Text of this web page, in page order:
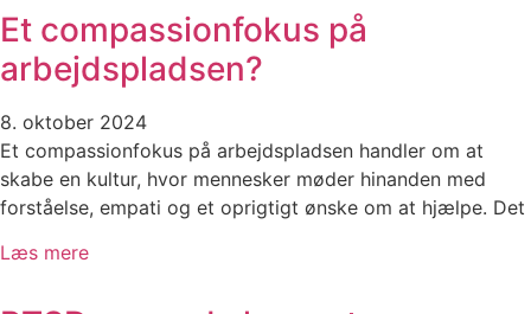
Et compassionfokus på
arbejdspladsen?
8. oktober 2024
Et compassionfokus på arbejdspladsen handler om at
skabe en kultur, hvor mennesker møder hinanden med
forståelse, empati og et oprigtigt ønske om at hjælpe. Det
Læs mere